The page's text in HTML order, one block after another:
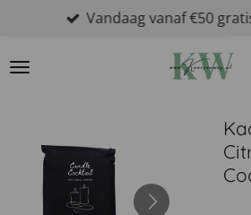
naar
Vandaag vanaf €50